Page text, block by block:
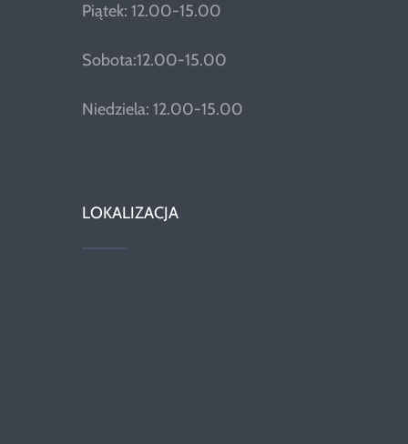
Piątek: 12.00-15.00
Sobota:12.00-15.00
Niedziela: 12.00-15.00
LOKALIZACJA